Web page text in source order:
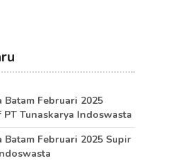
Februari 2025
Tunaskarya Indoswasta
Februari 2025 Supir